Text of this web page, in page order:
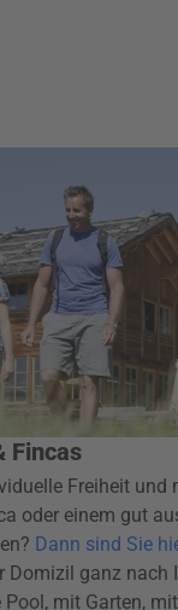
Fincas
Freiheit und
oder einem gut
Dann sind Sie
Domizil ganz nach
mit Garten,